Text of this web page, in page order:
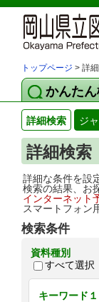
トップページ > 詳
かんた
詳細検索 ジ
詳細検索
詳細な条件を設
検索の結果、お
インターネット
スマートフォン
検索条件
資料種別
すべて選択
キーワード１